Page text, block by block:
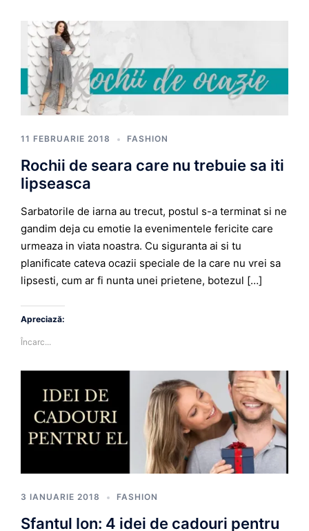
11 FEBRUARIE 2018 FASHION
Rochii de seara care nu trebuie sa iti
lipseasca
Sarbatorile de iarna au trecut, postul s-a terminat si ne
gandim deja cu emotie la evenimentele fericite care
urmeaza in viata noastra. Cu siguranta ai si tu
planificate cateva ocazii speciale de la care nu vrei sa
lipsesti, cum ar fi nunta unei prietene, botezul […]
Apreciază:
Încarc...
3 IANUARIE 2018 FASHION
Sfantul Ion: 4 idei de cadouri pentru